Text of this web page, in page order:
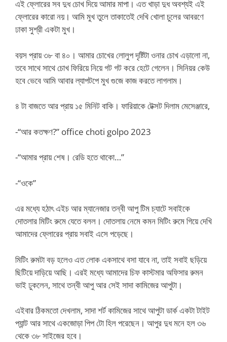
এই ফ্লোরের সব দুধ চোখ দিয়ে আমার মাপা। এত খাড়া দুধ অবশ্যই এই
ফ্লোরের কারো নয়। আমি মুখ তুলে তাকাতেই দেখি খোলা চুলের আবরণে
ঢাকা সুশ্রী একটা মুখ।
বয়স প্রায় ৩৮ বা ৪০। আমার চোখের লোলুপ দৃষ্টিটা ওনার চোখ এড়ালো না,
তবে সাথে সাথে চোখ ফিরিয়ে নিয়ে গট গট করে হেটে গেলেন। সিনিয়র কেউ
হবে ভেবে আমি আবার ল্যাপটপে মুখ গুজে কাজ করতে লাগলাম।
৪ টা বাজতে আর প্রায় ১৫ মিনিট বাকি। ফারিয়াকে টেক্সট দিলাম মেসেঞ্জারে,
-“আর কতক্ষণ?” office choti golpo 2023
-“আমার প্রায় শেষ। রেডি হতে থাকো…”
-“ওকে”
এর মধ্যে হঠাৎ এইচ আর ম্যানেজার তন্বী আপু টিম চ্যাটে সবাইকে
দোতলার মিটিং রুমে যেতে বলল। দোতলায় নেমে কমন মিটিং রুমে গিয়ে দেখি
আমাদের ফ্লোরের প্রায় সবাই এসে পড়েছে।
মিটিং রুমটা বড় হলেও এত লোক একসাথে বসা যাবে না, তাই সবাই ছড়িয়ে
ছিটিয়ে দাড়িয়ে আছি। এরই মধ্যে আমাদের চিফ কাস্টমার অফিসার রুমন
ভাই ঢুকলেন, সাথে তন্বী আপু আর সেই সাদা কামিজের আপুটা।
এইবার ঠিকমতো দেখলাম, সাদা শর্ট কামিজের সাথে আপুটা ডার্ক একটা টাইট
প্যান্ট আর সাথে একজোড়া পিপ টো হিল পরেছেন। আপুর দুধ মনে হল ৩৬
থেকে ৩৮ সাইজের হবে।